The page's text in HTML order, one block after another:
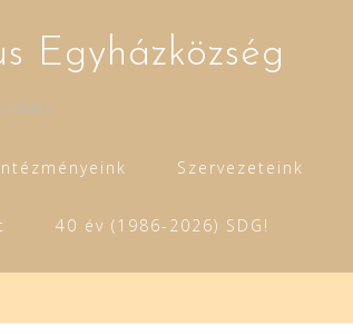
Egyházközség
Szervezeteink
40 év (1986-2026) SDG!